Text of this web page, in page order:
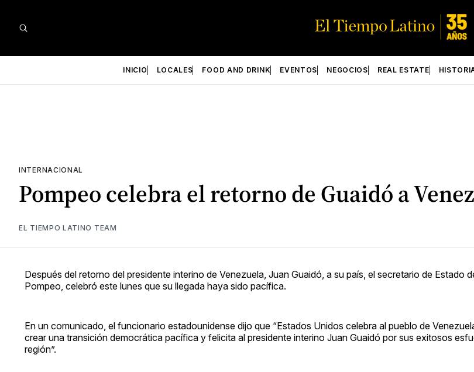
INICIO LOCALES FOOD AND DRINK EVENTOS NEGOCIOS REAL ESTATE
INTERNACIONAL
Pompeo celebra el retorno de Guaidó a
EL TIEMPO LATINO TEAM
Después del retorno del presidente interino de Venezuela, Juan Guaidó, a su país, el secretario de Estado
Pompeo, celebró este lunes que su llegada haya sido pacífica.
En un comunicado, el funcionario estadounidense dijo que “Estados Unidos celebra al pueblo de
crear una transición democrática pacífica y felicita al presidente interino Juan Guaidó por sus exitosos
región”.